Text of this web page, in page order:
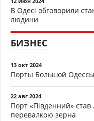
В Одесі обговорили
людини
БИЗНЕС
13 окт 2024
Порты Большой
22 авг 2024
Порт «Південний» став
перевалкою зерна